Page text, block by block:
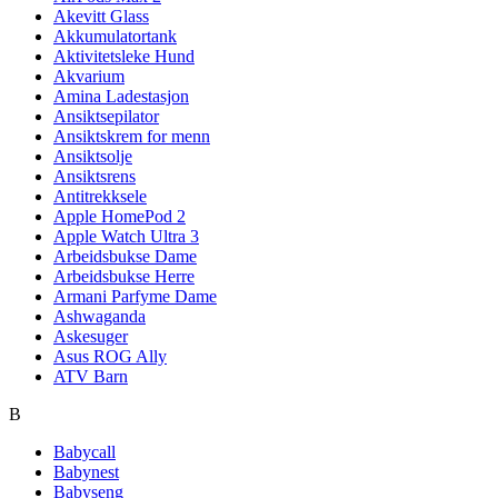
Akevitt Glass
Akkumulatortank
Aktivitetsleke Hund
Akvarium
Amina Ladestasjon
Ansiktsepilator
Ansiktskrem for menn
Ansiktsolje
Ansiktsrens
Antitrekksele
Apple HomePod 2
Apple Watch Ultra 3
Arbeidsbukse Dame
Arbeidsbukse Herre
Armani Parfyme Dame
Ashwaganda
Askesuger
Asus ROG Ally
ATV Barn
B
Babycall
Babynest
Babyseng